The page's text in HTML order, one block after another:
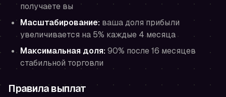
получаете вы
Масштабирование: ваша доля прибыли
увеличивается на 5% каждые 4 месяца
Максимальная доля:90% после 16 месяцев
стабильной торговли
Правила выплат